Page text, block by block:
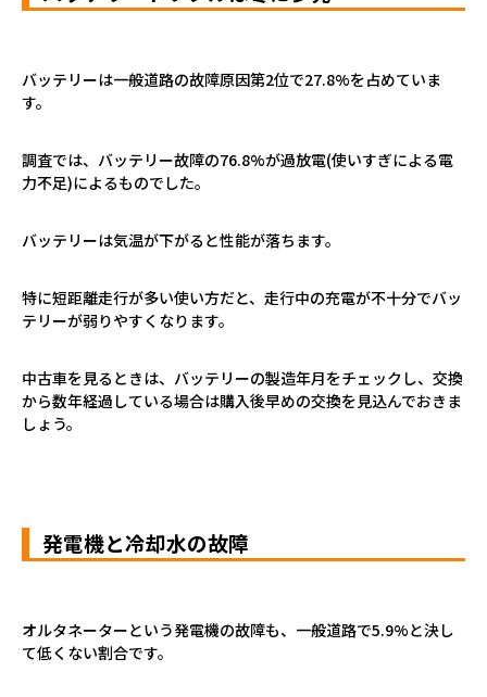
バッテリーは一般道路の故障原因第2位で27.8%を占めていま
す。
調査では、バッテリー故障の76.8%が過放電(使いすぎによる電
力不足)によるものでした。
バッテリーは気温が下がると性能が落ちます。
特に短距離走行が多い使い方だと、走行中の充電が不十分でバッ
テリーが弱りやすくなります。
中古車を見るときは、バッテリーの製造年月をチェックし、交換
から数年経過している場合は購入後早めの交換を見込んでおきま
しょう。
発電機と冷却水の故障
オルタネーターという発電機の故障も、一般道路で5.9%と決し
て低くない割合です。